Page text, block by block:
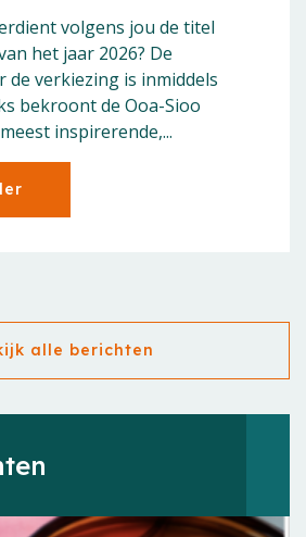
volgens jou de titel
het jaar 2026? De
de verkiezing is inmiddels
bekroont de Ooa-Sioo
inspirerende,...
alle berichten